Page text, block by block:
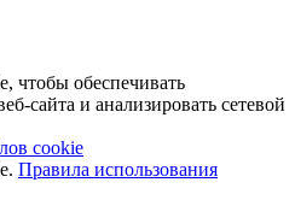
чтобы обеспечивать
сайта и анализировать сетевой
cookie
Правила использования